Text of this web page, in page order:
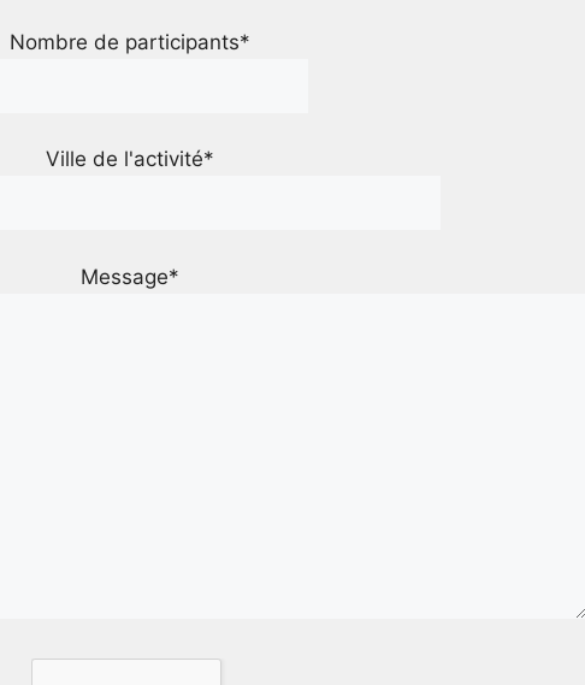
Nombre de participants*
Ville de l'activité*
Message*